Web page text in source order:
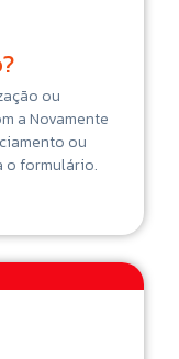
ou
a Novamente
ou
o formulário.